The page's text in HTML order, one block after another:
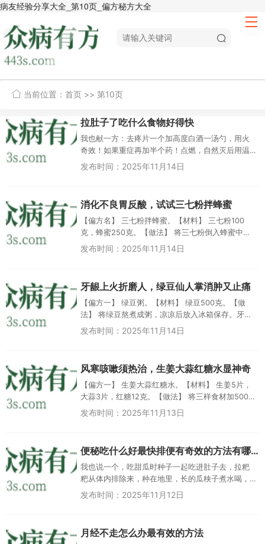
病友经验分享大全_第10页_偏方秘方大全
当前位置： 首页 >> 第10页
拉肚子了吃什么食物好得快
我也献一方：去疼片一个加高度白酒一汤勺，用火
奇效！如果重症再加半个药！点燃，自然灭后用温
水送服，可治疗痢疾，拉肚子李克明 江西吗？珏琼
发布时间：2025年11月14日
消化不良胃反酸，试试三七粉拌蜂蜜
【偏方名】 三七粉拌蜂蜜。【材料】 三七粉100
克，蜂蜜250克。【做法】 将三七粉倒入蜂蜜中搅
拌均匀，每天晚上睡前含一勺在嘴里，躺下之后慢
发布时间：2025年11月14日
牙龈上火折磨人，绿豆仙人掌消肿又止痛
【偏方一】 绿豆粥。【材料】 绿豆500克。【做
法】 将绿豆熬煮成粥，凉凉后放入冰箱保存。牙疼
发布时间：2025年11月14日
风寒咳嗽须热治，生姜大蒜红糖水显神奇
【偏方一】 生姜大蒜红糖水。【材料】 生姜5片，
大蒜3片，红糖12克。【做法】 将三样食材加500毫
升水煮10分钟后取汤饮用。 【偏方二】...
发布时间：2025年11月13日
便秘吃什么好最快排便有奇效的方法有哪些
我也说一个，吃甜瓜时种子一起吃进肚子去，拉粑
粑从体内排除来，种在地里，长的瓜秧子煮水喝，
对严重便秘有奇效。小妞你快跑广东真的假的？菲
发布时间：2025年11月12日
月经不走怎么办最有效的方法